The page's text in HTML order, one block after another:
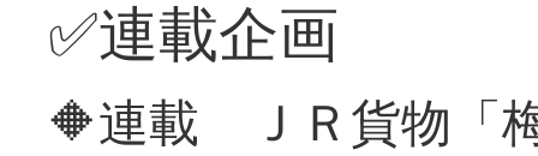
✅連載企画
🔶連載 ＪＲ貨物「